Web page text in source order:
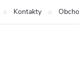
Kontakty